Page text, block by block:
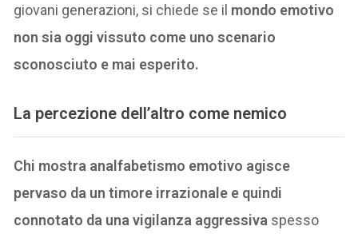
giovani generazioni, si chiede se il mondo emotivo
non sia oggi vissuto come uno scenario
sconosciuto e mai esperito.
La percezione dell’altro come nemico
Chi mostra analfabetismo emotivo agisce
pervaso da un timore irrazionale e quindi
connotato da una vigilanza aggressiva spesso